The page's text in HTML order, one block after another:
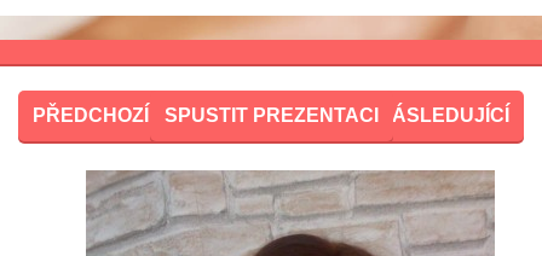
PŘEDCHOZÍ SPUSTIT PREZENTACI NÁSLEDUJÍCÍ